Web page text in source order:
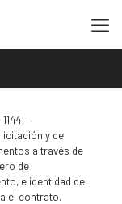
–
y de
a través de
de
e identidad de
el contrato.